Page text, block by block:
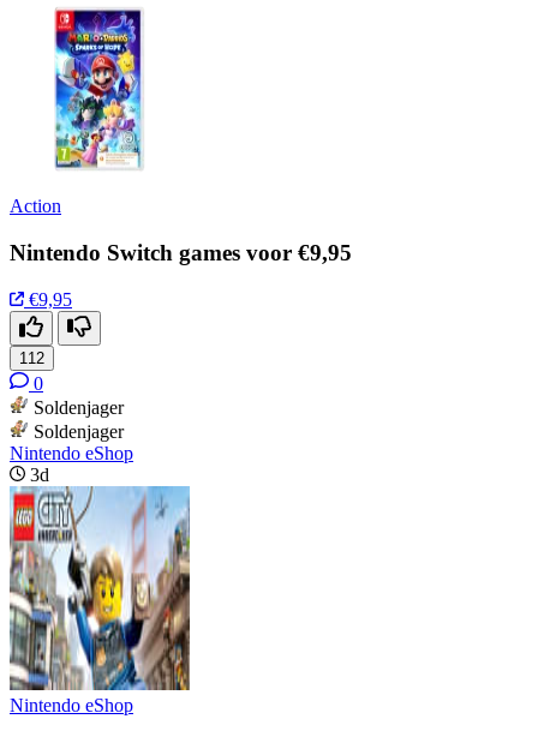
Action
Nintendo Switch games voor €9,95
€9,95
112
0
Soldenjager
Soldenjager
Nintendo eShop
3d
Nintendo eShop